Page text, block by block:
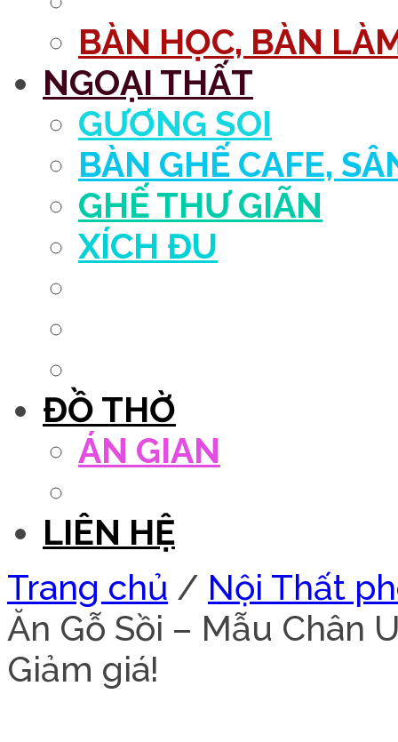
BÀN HỌC, BÀN
NGOẠI THẤT
GƯƠNG SOI
BÀN GHẾ CAFE,
GHẾ THƯ GIÃN
XÍCH ĐU
ĐỒ THỜ
ÁN GIAN
LIÊN HỆ
Trang chủ / Nội Thất
Ăn Gỗ Sồi – Mẫu Chân
Giảm giá!